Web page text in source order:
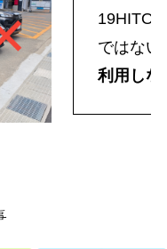
ではない
利用しな